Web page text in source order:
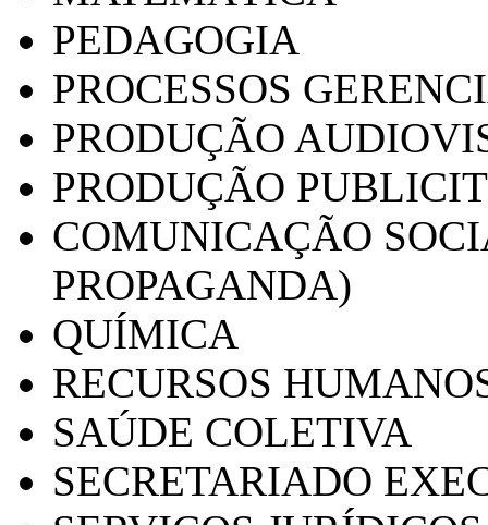
PEDAGOGIA
PROCESSOS
PRODUÇÃO
PRODUÇÃO
COMUNICAÇÃO
PROPAGANDA)
QUÍMICA
RECURSOS
SAÚDE COLETIVA
SECRETARIADO